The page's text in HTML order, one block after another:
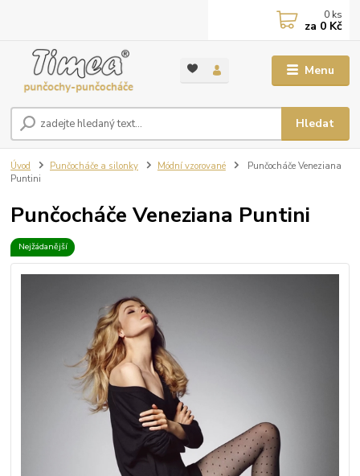
Menu
Hledat
0 ks
za 0 Kč
Úvod Punčocháče a silonky Módní vzorované
Punčocháče Veneziana
Puntini
Punčocháče Veneziana Puntini
Nejžádanější